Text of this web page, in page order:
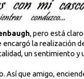
, pero está
encargó la realización
un sentimiento
Así que amigo,